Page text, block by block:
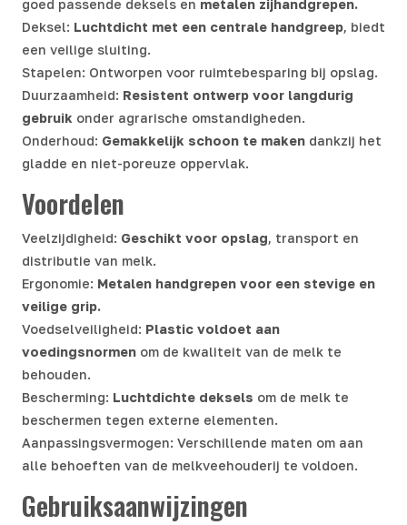
goed passende deksels en metalen zijhandgrepen.
Deksel: Luchtdicht met een centrale handgreep, biedt
een veilige sluiting.
Stapelen: Ontworpen voor ruimtebesparing bij opslag.
Duurzaamheid: Resistent ontwerp voor langdurig
gebruik onder agrarische omstandigheden.
Onderhoud: Gemakkelijk schoon te maken dankzij het
gladde en niet-poreuze oppervlak.
Voordelen
Veelzijdigheid: Geschikt voor opslag, transport en
distributie van melk.
Ergonomie: Metalen handgrepen voor een stevige en
veilige grip.
Voedselveiligheid: Plastic voldoet aan
voedingsnormen om de kwaliteit van de melk te
behouden.
Bescherming: Luchtdichte deksels om de melk te
beschermen tegen externe elementen.
Aanpassingsvermogen: Verschillende maten om aan
alle behoeften van de melkveehouderij te voldoen.
Gebruiksaanwijzingen